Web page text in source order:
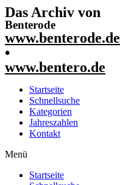
Das Archiv von
Benterode
www.benterode.de
•
www.bentero.de
Startseite
Schnellsuche
Kategorien
Jahreszahlen
Kontakt
Menü
Startseite